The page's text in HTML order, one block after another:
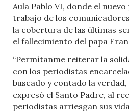
Aula Pablo VI, donde el
trabajo de los
la cobertura de las últimas
el fallecimiento del papa
“Permítanme reiterar la
con los periodistas
buscado y contado la verdad,
expresó el Santo Padre, al
periodistas arriesgan sus